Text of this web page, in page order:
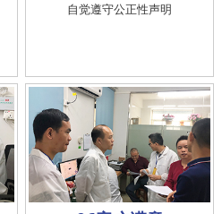
自觉遵守公正性声明